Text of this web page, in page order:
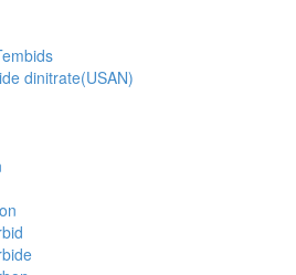
dinitrate(USAN)